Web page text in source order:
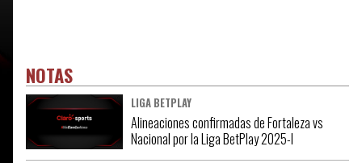
NOTAS
LIGA BETPLAY
Alineaciones confirmadas de Fortaleza vs
Nacional por la Liga BetPlay 2025-I